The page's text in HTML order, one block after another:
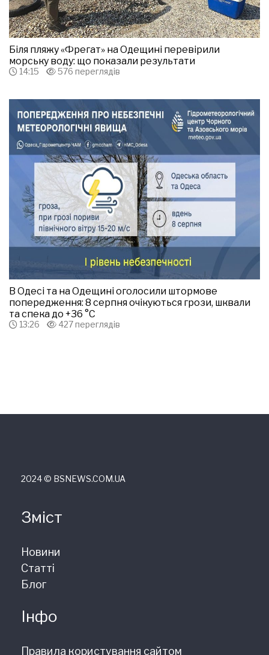
Біля пляжу «Фрегат» на Одещині перевірили
морську воду: що показали результати
14:15 576 переглядів
В Одесі та на Одещині оголосили штормове
попередження: 8 серпня очікуються грози, шквали
та спека до +36 °С
13:26 427 переглядів
2024 © ВSNEWS.COM.UA
Зміст
Новини
Статті
Блог
Інфо
Правила користування сайтом